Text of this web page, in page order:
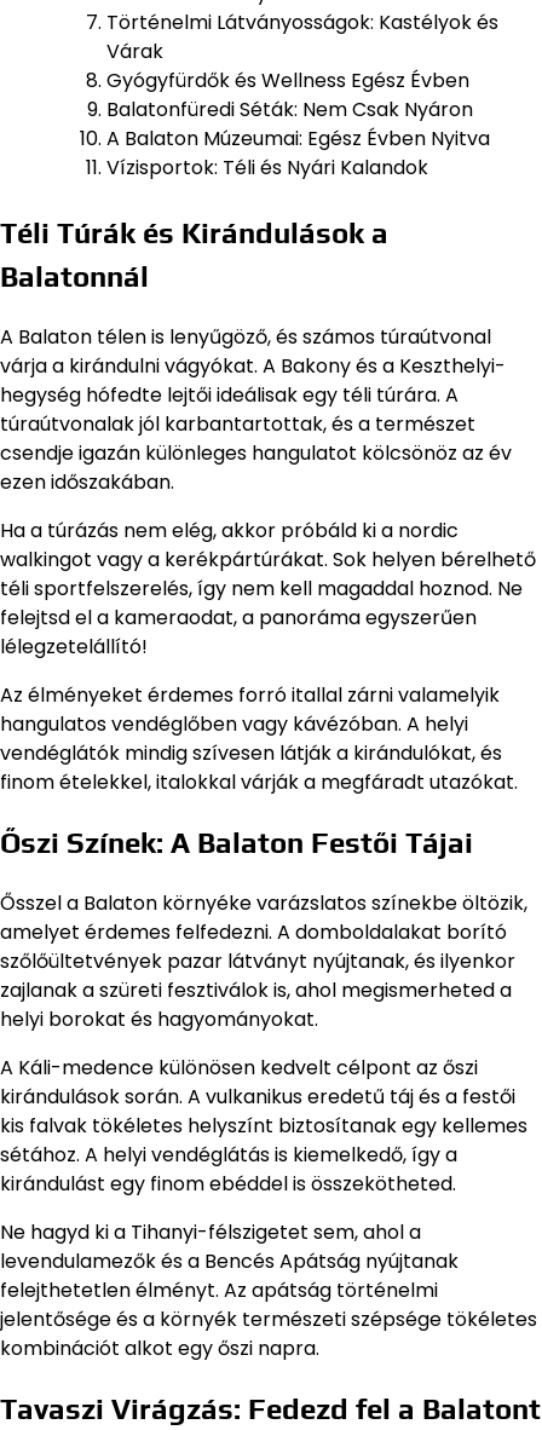
Történelmi Látványosságok: Kastélyok és
Várak
Gyógyfürdők és Wellness Egész Évben
Balatonfüredi Séták: Nem Csak Nyáron
A Balaton Múzeumai: Egész Évben Nyitva
Vízisportok: Téli és Nyári Kalandok
Téli Túrák és Kirándulások a
Balatonnál
A Balaton télen is lenyűgöző, és számos túraútvonal
várja a kirándulni vágyókat. A Bakony és a Keszthelyi-
hegység hófedte lejtői ideálisak egy téli túrára. A
túraútvonalak jól karbantartottak, és a természet
csendje igazán különleges hangulatot kölcsönöz az év
ezen időszakában.
Ha a túrázás nem elég, akkor próbáld ki a nordic
walkingot vagy a kerékpártúrákat. Sok helyen bérelhető
téli sportfelszerelés, így nem kell magaddal hoznod. Ne
felejtsd el a kameraodat, a panoráma egyszerűen
lélegzetelállító!
Az élményeket érdemes forró itallal zárni valamelyik
hangulatos vendéglőben vagy kávézóban. A helyi
vendéglátók mindig szívesen látják a kirándulókat, és
finom ételekkel, italokkal várják a megfáradt utazókat.
Őszi Színek: A Balaton Festői Tájai
Ősszel a Balaton környéke varázslatos színekbe öltözik,
amelyet érdemes felfedezni. A domboldalakat borító
szőlőültetvények pazar látványt nyújtanak, és ilyenkor
zajlanak a szüreti fesztiválok is, ahol megismerheted a
helyi borokat és hagyományokat.
A Káli-medence különösen kedvelt célpont az őszi
kirándulások során. A vulkanikus eredetű táj és a festői
kis falvak tökéletes helyszínt biztosítanak egy kellemes
sétához. A helyi vendéglátás is kiemelkedő, így a
kirándulást egy finom ebéddel is összekötheted.
Ne hagyd ki a Tihanyi-félszigetet sem, ahol a
levendulamezők és a Bencés Apátság nyújtanak
felejthetetlen élményt. Az apátság történelmi
jelentősége és a környék természeti szépsége tökéletes
kombinációt alkot egy őszi napra.
Tavaszi Virágzás: Fedezd fel a Balatont